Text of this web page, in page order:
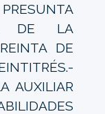
DE LA
DE
AUXILIAR